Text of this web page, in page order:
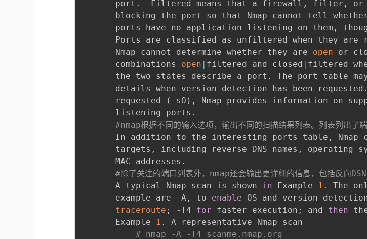
port.  Filtered means that a firewall, filter, or
blocking the port so that Nmap cannot tell
ports have no application listening on them,
Ports are classified as unfiltered when they are
       Nmap cannot determine whether they are
open or
       combinations
open filtered and closed filtered
the two states describe a port. The port table
details when version detection has been
       requested
( -sO ) , Nmap provides information on
       listening ports.
#nmap根据不同的输入选项，输出不同的扫描结果列表。列表列出
In addition to the interesting ports table, Nmap
targets, including reverse DNS names, operating
       MAC addresses.
#除了关注的端口列表外，nmap还会输出更详细的信息，包括反向
       A typical Nmap scan is shown
in Example 1 . The
       example are -A, to
enable OS and version
traceroute ; -T4 for faster execution ; and then
       Example
1 . A representative Nmap scan
# nmap -A -T4 scanme.nmap.org